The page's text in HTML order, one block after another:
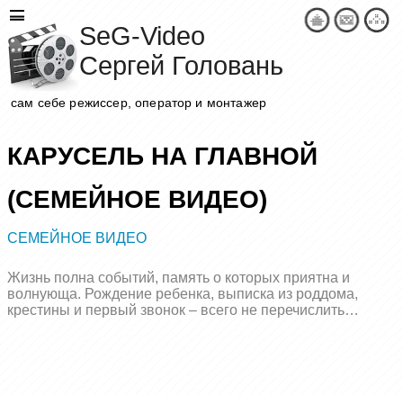
SeG-Video
Сергей Головань
сам себе режиссер, оператор и монтажер
КАРУСЕЛЬ НА ГЛАВНОЙ
(СЕМЕЙНОЕ ВИДЕО)
СЕМЕЙНОЕ ВИДЕО
Жизнь полна событий, память о которых приятна и
волнующа. Рождение ребенка, выписка из роддома,
крестины и первый звонок – всего не перечислить…